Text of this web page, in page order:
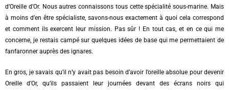
d’Oreille d’Or. Nous autres connaissons tous cette spécialité sous-marine. Mais
à moins d’en être spécialiste, savons-nous exactement à quoi cela correspond
et comment ils exercent leur mission. Pas sûr ! En tout cas, et en ce qui me
concerne, je restais campé sur quelques idées de base qui me permettaient de
fanfaronner auprès des ignares.
En gros, je savais qu’il n’y avait pas besoin d’avoir l’oreille absolue pour devenir
Oreille d’Or, qu’ils passaient leur journées devant des écrans noirs qui